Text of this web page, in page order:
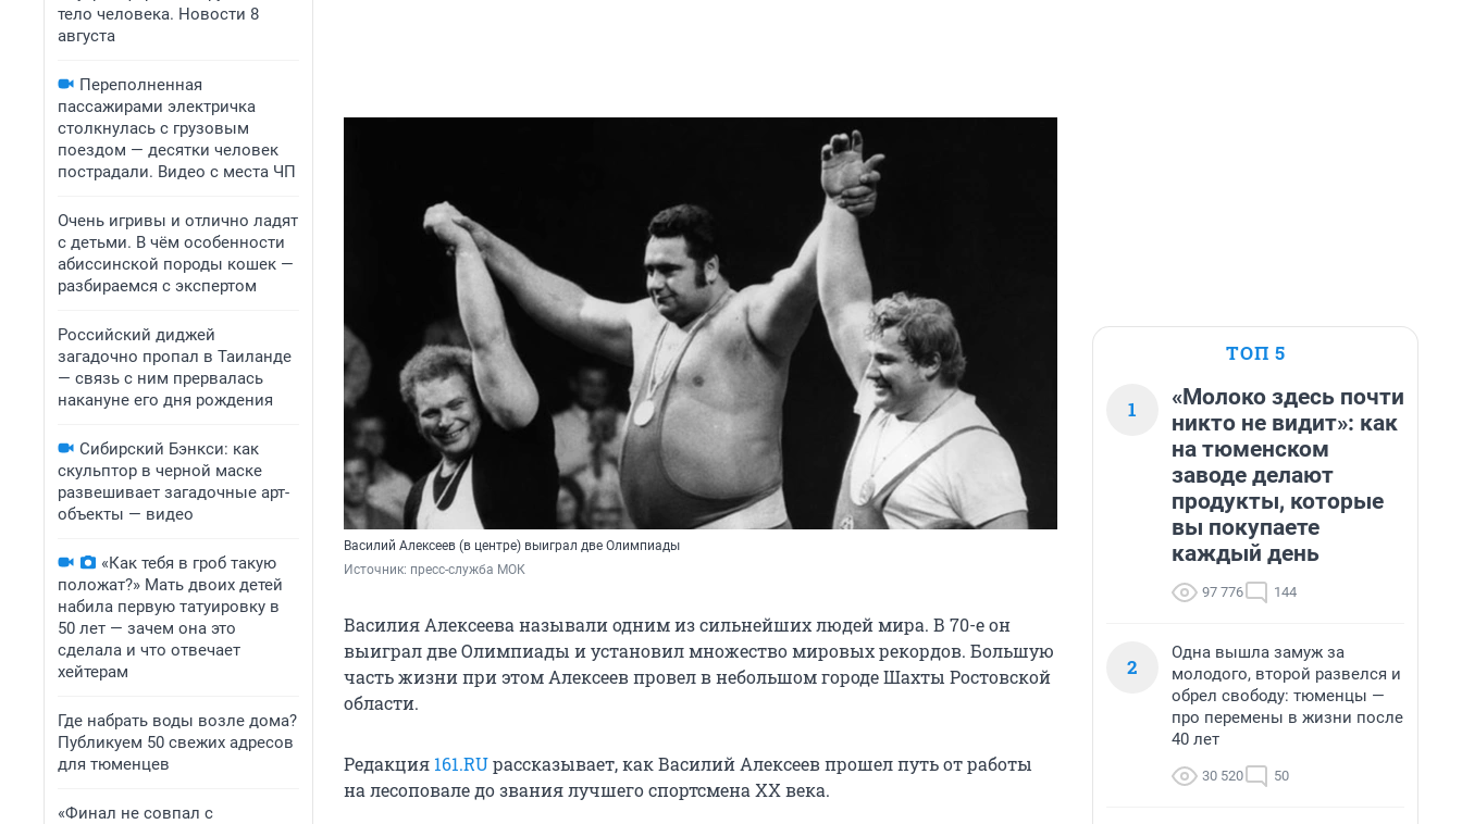
тело человека. Новости 8
августа
Переполненная
пассажирами электричка
столкнулась с грузовым
поездом — десятки человек
пострадали. Видео с места ЧП
Очень игривы и отлично ладят
с детьми. В чём особенности
абиссинской породы кошек —
разбираемся с экспертом
Российский диджей
загадочно пропал в Таиланде
— связь с ним прервалась
накануне его дня рождения
Сибирский Бэнкси: как
скульптор в черной маске
развешивает загадочные арт-
объекты — видео
«Как тебя в гроб такую
положат?» Мать двоих детей
набила первую татуировку в
50 лет — зачем она это
сделала и что отвечает
хейтерам
Где набрать воды возле дома?
Публикуем 50 свежих адресов
для тюменцев
«Финал не совпал с
Василий Алексеев (в центре) выиграл две Олимпиады
Источник: пресс-служба МОК
Василия Алексеева называли одним из сильнейших людей мира. В 70-е он
выиграл две Олимпиады и установил множество мировых рекордов. Большую
часть жизни при этом Алексеев провел в небольшом городе Шахты Ростовской
области.
Редакция 161.RUрассказывает, как Василий Алексеев прошел путь от работы
на лесоповале до звания лучшего спортсмена XX века.
ТОП 5
1
«Молоко здесь почти
никто не видит»: как
на тюменском
заводе делают
продукты, которые
вы покупаете
каждый день
97 776 144
2
Одна вышла замуж за
молодого, второй развелся и
обрел свободу: тюменцы —
про перемены в жизни после
40 лет
30 520 50